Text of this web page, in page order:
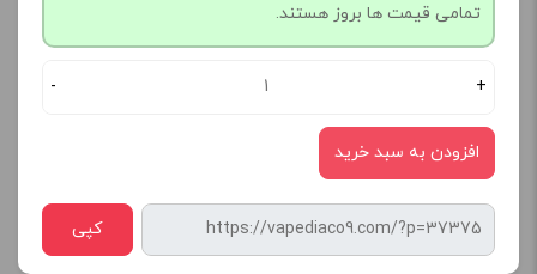
تمامی قیمت ها بروز هستند.
- +
افزودن به سبد خرید
کپی